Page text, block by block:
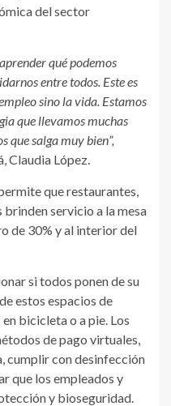
del sector
qué podemos
entre todos. Este es
sino la vida. Estamos
que llevamos muchas
que salga muy bien”,
Claudia López.
que restaurantes,
servicio a la mesa
de 30% y al interior del
si todos ponen de su
estos espacios de
bicicleta o a pie. Los
de pago virtuales,
cumplir con desinfección
que los empleados y
y bioseguridad.